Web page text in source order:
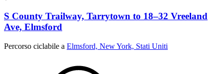
S County Trailway, Tarrytown to 18–32 Vreeland
Ave, Elmsford
Percorso ciclabile a Elmsford, New York, Stati Uniti